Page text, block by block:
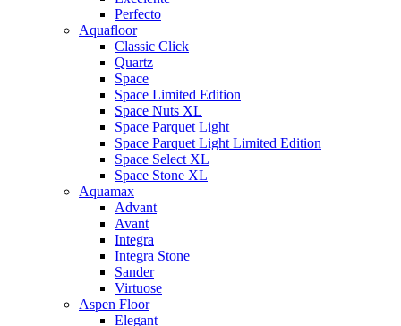
Perfecto
Aquafloor
Classic Click
Quartz
Space
Space Limited Edition
Space Nuts XL
Space Parquet Light
Space Parquet Light Limited Edition
Space Select XL
Space Stone XL
Aquamax
Advant
Avant
Integra
Integra Stone
Sander
Virtuose
Aspen Floor
Elegant